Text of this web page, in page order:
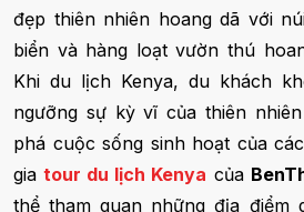
đẹp thiên nhiên hoang dã với
biển và hàng loạt vườn thú
Khi du lịch Kenya, du khách
ngưỡng sự kỳ vĩ của thiên
phá cuộc sống sinh hoạt của
giatour du lịch Kenya của
thể tham quan những địa điểm